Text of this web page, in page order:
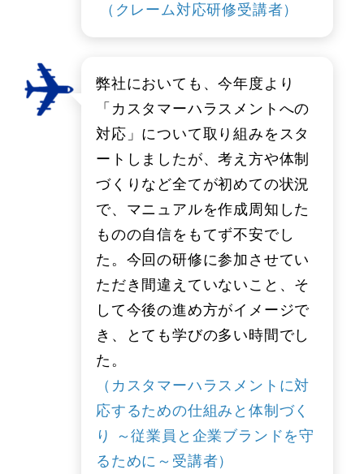
（クレーム対応研修受講者）
弊社においても、今年度より
「カスタマーハラスメントへの
対応」について取り組みをスタ
ートしましたが、考え方や体制
づくりなど全てが初めての状況
で、マニュアルを作成周知した
ものの自信をもてず不安でし
た。今回の研修に参加させてい
ただき間違えていないこと、そ
して今後の進め方がイメージで
き、とても学びの多い時間でし
た。
（カスタマーハラスメントに対
応するための仕組みと体制づく
り ～従業員と企業ブランドを守
るために～受講者）